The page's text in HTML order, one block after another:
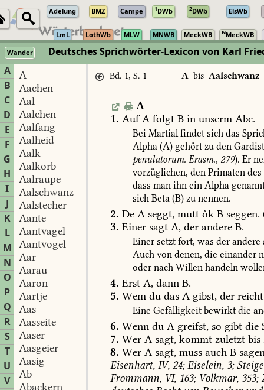
Adelung BMZ Campe 1DWb 2DWb ElsWb
LmL LothWb MLW MNWB MeckWB NMeckWB
Wander
Deutsches Sprichwörter-Lexicon von Karl
A
B
C
D
E
F
G
H
I
J
K
L
M
N
O
P
Q
R
S
T
U
V
A
Aachen
Aal
Aalchen
Aalfang
Aalheid
Aalk
Aalkorb
Aalraupe
Aalschwanz
Aalstecher
Aante
Aantvagel
Aantvogel
Aar
Aarau
Aaron
Aartje
Aas
Aasseite
Aaser
Aasgeier
Aasig
Ab
Abackern
Bd. 1, S. 1 Abis Aalschwanz
A
1. AufA folgt B in unserm Abc.
BeiMartialfindetsichdas
Alpha(A)gehörtzuden
penulatorum. Erasm., 279). Er
vorzüglichen, denPrimatendes
dass manihneinAlpha
sichBeta(B)zunennen.
2. De A seggt, mutt ôk B seggen.
3. Einer sagt A, der andere B.
Einersetztfort, was derandere
Auchvondenen, die einander
odernachWillenhandeln
4. Erst A, dann B.
5. Wem du das A gibst, der reicht
Eine Gefälligkeitbewirktdie
6. Wenn du A greifst, so gibt die
7. Wer A sagt, kommt zuletzt bis
8. Wer A sagt, muss auch B
Eisenhart, IV, 24;Eiselein, 3;
Frommann, VI, 163;Volkmar, 353;